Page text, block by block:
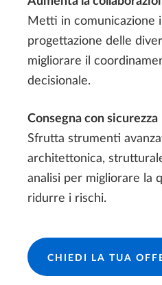
Metti in comunicazione
progettazione delle
migliorare il
decisionale.
Consegna con sicurezza
Sfrutta strumenti
architettonica,
analisi per migliorare la
ridurre i rischi.
CHIEDI LA TUA